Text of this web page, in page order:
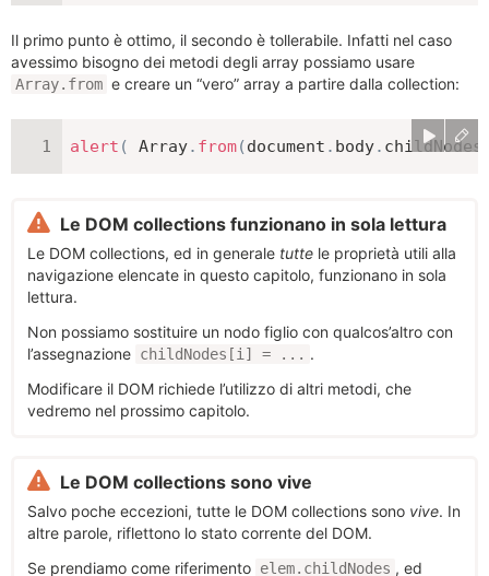
Il primo punto è ottimo, il secondo è tollerabile. Infatti nel caso
avessimo bisogno dei metodi degli array possiamo usare
Array.from e creare un “vero” array a partire dalla collection:
alert ( Array. from(document . body. childNodes
Le DOM collections funzionano in sola lettura
Le DOM collections, ed in generale tutte le proprietà utili alla
navigazione elencate in questo capitolo, funzionano in sola
lettura.
Non possiamo sostituire un nodo figlio con qualcos’altro con
l’assegnazione childNodes[i] = ... .
Modificare il DOM richiede l’utilizzo di altri metodi, che
vedremo nel prossimo capitolo.
Le DOM collections sono vive
Salvo poche eccezioni, tutte le DOM collections sono vive. In
altre parole, riflettono lo stato corrente del DOM.
Se prendiamo come riferimento elem.childNodes , ed